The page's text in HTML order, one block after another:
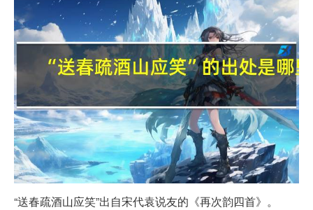
“送春疏酒山应笑”出自宋代袁说友的《再次韵四首》。